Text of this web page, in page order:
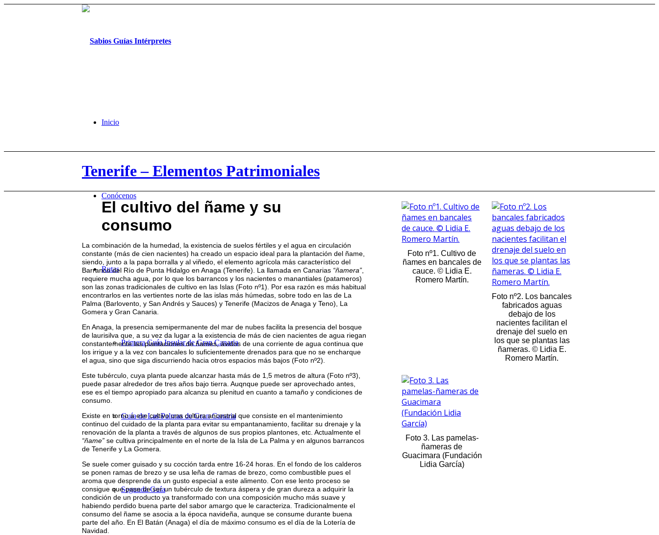
Inicio
Conócenos
Rutas
Primera Guía Insular de Gran Canaria
Guía de Las Palmas de Gran Canaria
Segunda Guía
Tenerife – Elementos Patrimoniales
El cultivo del ñame y su
consumo
La combinación de la humedad, la existencia de suelos fértiles y el agua en circulación
constante (más de cien nacientes) ha creado un espacio ideal para la plantación del ñame,
siendo, junto a la papa borralla y al viñedo, el elemento agrícola más característico del
Barranco del Río de Punta Hidalgo en Anaga (Tenerife). La llamada en Canarias “ñamera”
requiere mucha agua, por lo que los barrancos y los nacientes o manantiales (patameros)
son las zonas tradicionales de cultivo en las Islas (Foto nº1). Por esa razón es más habitual
encontrarlos en las vertientes norte de las islas más húmedas, sobre todo en las de La
Palma (Barlovento, y San Andrés y Sauces) y Tenerife (Macizos de Anaga y Teno), La
Gomera y Gran Canaria.
En Anaga, la presencia semipermanente del mar de nubes facilita la presencia del bosque
de laurisilva que, a su vez da lugar a la existencia de más de cien nacientes de agua riegan
constantemente las plantaciones de ñames, ávidos de una corriente de agua continua que
los irrigue y a la vez con bancales lo suficientemente drenados para que no se encharque
el agua, sino que siga discurriendo hacia otros espacios más bajos (Foto nº2).
Este tubérculo, cuya planta puede alcanzar hasta más de 1,5 metros de altura (Foto nº3),
puede pasar alrededor de tres años bajo tierra. Auqnque puede ser aprovechado antes,
ese es el tiempo apropiado para alcanza su plenitud en cuanto a tamaño y condiciones de
consumo.
Existe en torno a ese cultivo una cultura ancestral que consiste en el mantenimiento
continuo del cuidado de la planta para evitar su empantanamiento, facilitar su drenaje y la
renovación de la planta a través de algunos de sus propios plantones, etc. Actualmente el
“ñame” se cultiva principalmente en el norte de la Isla de La Palma y en algunos barrancos
de Tenerife y La Gomera.
Se suele comer guisado y su cocción tarda entre 16-24 horas. En el fondo de los calderos
se ponen ramas de brezo y se usa leña de ramas de brezo, como combustible pues el
aroma que desprende da un gusto especial a este alimento. Con ese lento proceso se
consigue que pase de ser un tubérculo de textura áspera y de gran dureza a adquirir la
condición de un producto ya transformado con una composición mucho más suave y
habiendo perdido buena parte del sabor amargo que le caracteriza. Tradicionalmente el
consumo del ñame se asocia a la época navideña, aunque se consume durante buena
parte del año. En El Batán (Anaga) el día de máximo consumo es el día de la Lotería de
Navidad.
Foto nº1. Cultivo de
ñames en bancales de
cauce. © Lidia E.
Romero Martín.
Foto nº2. Los bancales
fabricados aguas
debajo de los
nacientes facilitan el
drenaje del suelo en
los que se plantas las
ñameras. © Lidia E.
Romero Martín.
Foto 3. Las pamelas-
ñameras de
Guacimara (Fundación
Lidia García)